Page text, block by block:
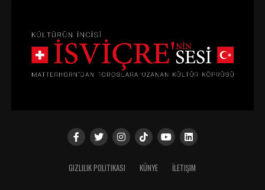
GIZLILIK POLITIKASI KÜNYE İLETIŞIM